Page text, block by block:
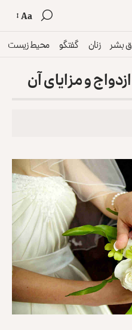
Aa
بشر زنان گفتگو محیط زیست
و مزایای آن